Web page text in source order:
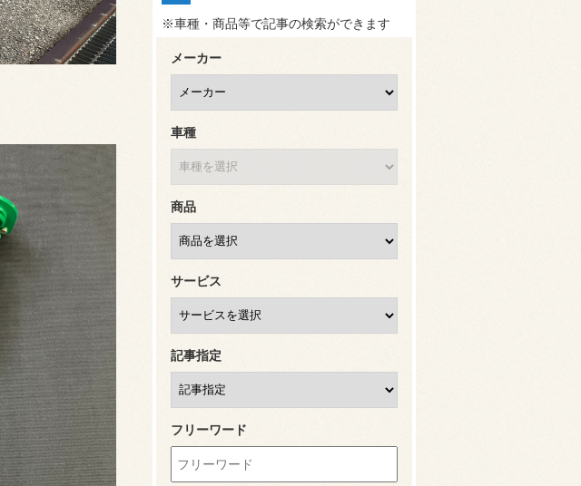
※車種・商品等で記事の検索ができます
メーカー
車種
商品
サービス
記事指定
フリーワード